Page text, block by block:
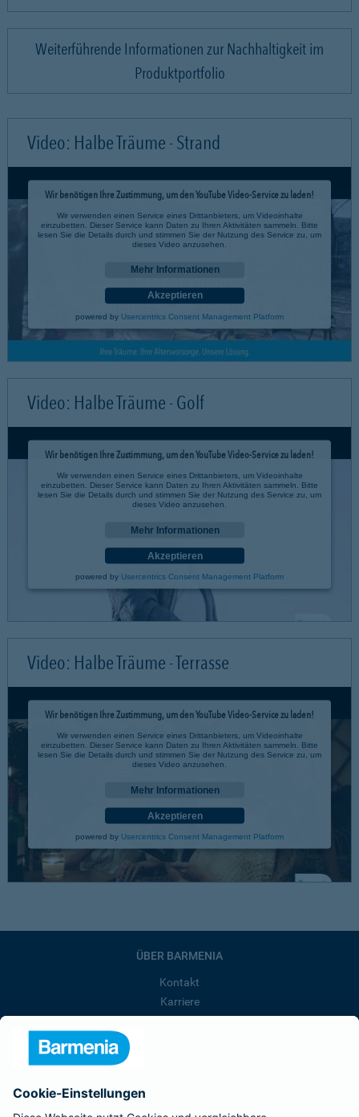
Weiterführende Informationen zur Nachhaltigkeit im
Produktportfolio
Video: Halbe Träume - Strand
Wir benötigen Ihre Zustimmung, um den YouTube Video-Service zu laden!
Wir verwenden einen Service eines Drittanbieters, um Videoinhalte
einzubetten. Dieser Service kann Daten zu Ihren Aktivitäten sammeln. Bitte
lesen Sie die Details durch und stimmen Sie der Nutzung des Service zu, um
dieses Video anzusehen.
Mehr Informationen
Akzeptieren
powered by Usercentrics Consent Management Platform
Video: Halbe Träume - Golf
Wir benötigen Ihre Zustimmung, um den YouTube Video-Service zu laden!
Wir verwenden einen Service eines Drittanbieters, um Videoinhalte
einzubetten. Dieser Service kann Daten zu Ihren Aktivitäten sammeln. Bitte
lesen Sie die Details durch und stimmen Sie der Nutzung des Service zu, um
dieses Video anzusehen.
Mehr Informationen
Akzeptieren
powered by Usercentrics Consent Management Platform
Video: Halbe Träume - Terrasse
Wir benötigen Ihre Zustimmung, um den YouTube Video-Service zu laden!
Wir verwenden einen Service eines Drittanbieters, um Videoinhalte
einzubetten. Dieser Service kann Daten zu Ihren Aktivitäten sammeln. Bitte
lesen Sie die Details durch und stimmen Sie der Nutzung des Service zu, um
dieses Video anzusehen.
Mehr Informationen
Akzeptieren
powered by Usercentrics Consent Management Platform
ÜBER BARMENIA
Kontakt
Karriere
Barmenia ist Teil der BarmeniaGothaer